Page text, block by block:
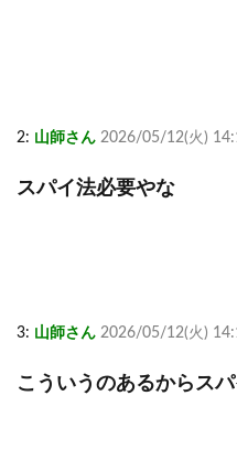
2: 山師さん 2026/05/12(火)
スパイ法必要やな
3: 山師さん 2026/05/12(火)
こういうのあるからス